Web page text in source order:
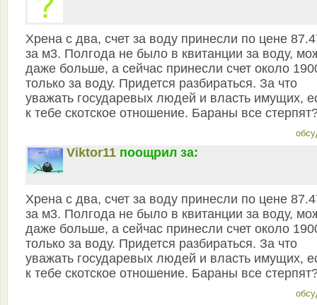
Хрена с два, счет за воду принесли по цене
за м3. Полгода не было в квитанции за воду,
даже больше, а сейчас принесли счет около
только за воду. Придется разбираться. За что
уважать государевых людей и власть имущих,
к тебе скотское отношение. Бараны все
Viktor11 поощрил за:
Хрена с два, счет за воду принесли по цене
за м3. Полгода не было в квитанции за воду,
даже больше, а сейчас принесли счет около
только за воду. Придется разбираться. За что
уважать государевых людей и власть имущих,
к тебе скотское отношение. Бараны все